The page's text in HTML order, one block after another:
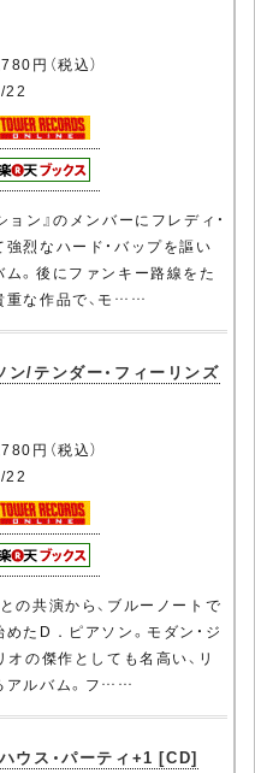
円（税込）
22
ョン』のメンバーにフレディ・
烈なハード・バップを謳い
。後にファンキー路線をた
重な作品で、モ……
ン/テンダー・フィーリンズ
円（税込）
22
の共演から、ブルーノートで
たD．ピアソン。モダン・ジ
オの傑作としても名高い、リ
アルバム。フ……
ウス・パーティ+1 [CD]